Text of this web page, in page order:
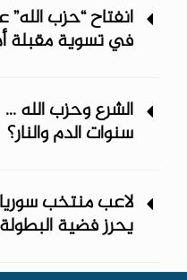
انفتاح “حزب
في تسوية مقبلة
الشرع وحزب الله
سنوات الدم والنار؟
لاعب منتخب
يحرز فضية